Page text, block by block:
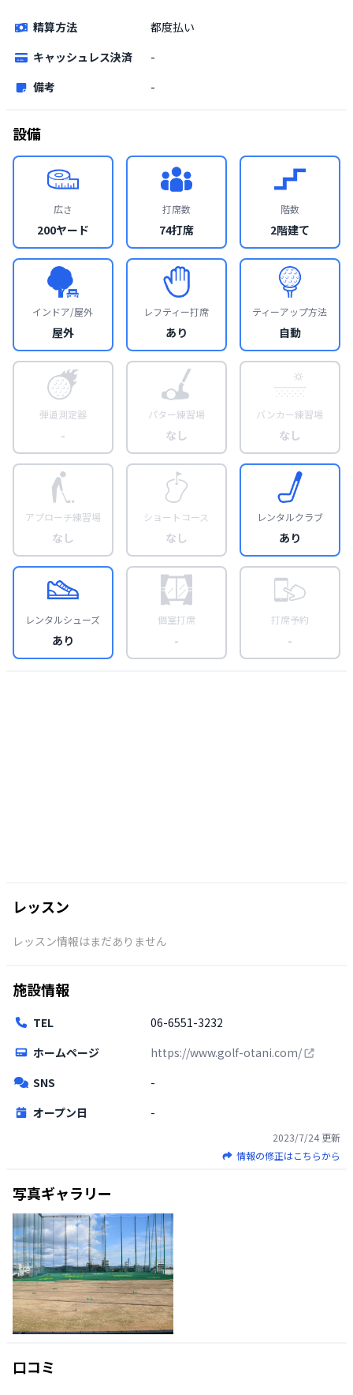
精算方法
都度払い
キャッシュレス決済
-
備考
-
設備
広さ
200ヤード
打席数
74打席
階数
2階建て
インドア/屋外
屋外
レフティー打席
あり
ティーアップ方法
自動
弾道測定器
-
パター練習場
なし
バンカー練習場
なし
アプローチ練習場
なし
ショートコース
なし
レンタルクラブ
あり
レンタルシューズ
あり
個室打席
-
打席予約
-
レッスン
レッスン情報はまだありません
施設情報
TEL
06-6551-3232
ホームページ
https://www.golf-otani.com/
SNS
-
オープン日
-
2023/7/24 更新
情報の修正はこちらから
写真ギャラリー
口コミ